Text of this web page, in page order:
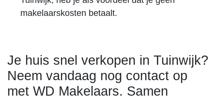
makelaarskosten betaalt.
Je huis snel verkopen in Tuinwijk?
Neem vandaag nog contact op
met WD Makelaars. Samen